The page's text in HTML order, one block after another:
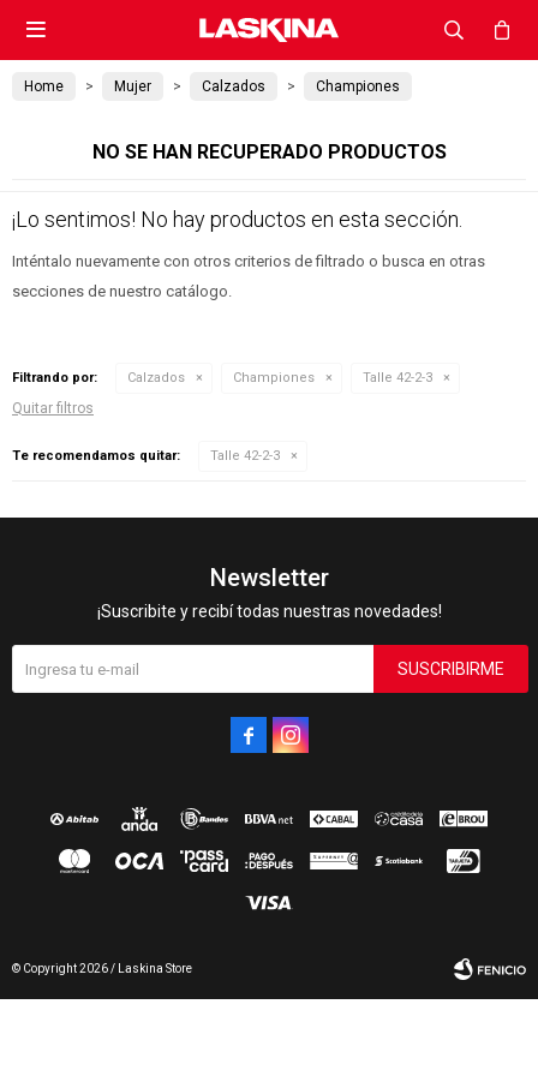

Home Mujer Calzados Championes
NO SE HAN RECUPERADO PRODUCTOS
¡Lo sentimos! No hay productos en esta sección.
Inténtalo nuevamente con otros criterios de filtrado o busca en otras
secciones de nuestro catálogo.
Filtrando por: Calzados Championes Talle 42-2-3
Quitar filtros
Te recomendamos quitar: Talle 42-2-3
Newsletter
¡Suscribite y recibí todas nuestras novedades!
SUSCRIBIRME
 
© Copyright 2026 / Laskina Store